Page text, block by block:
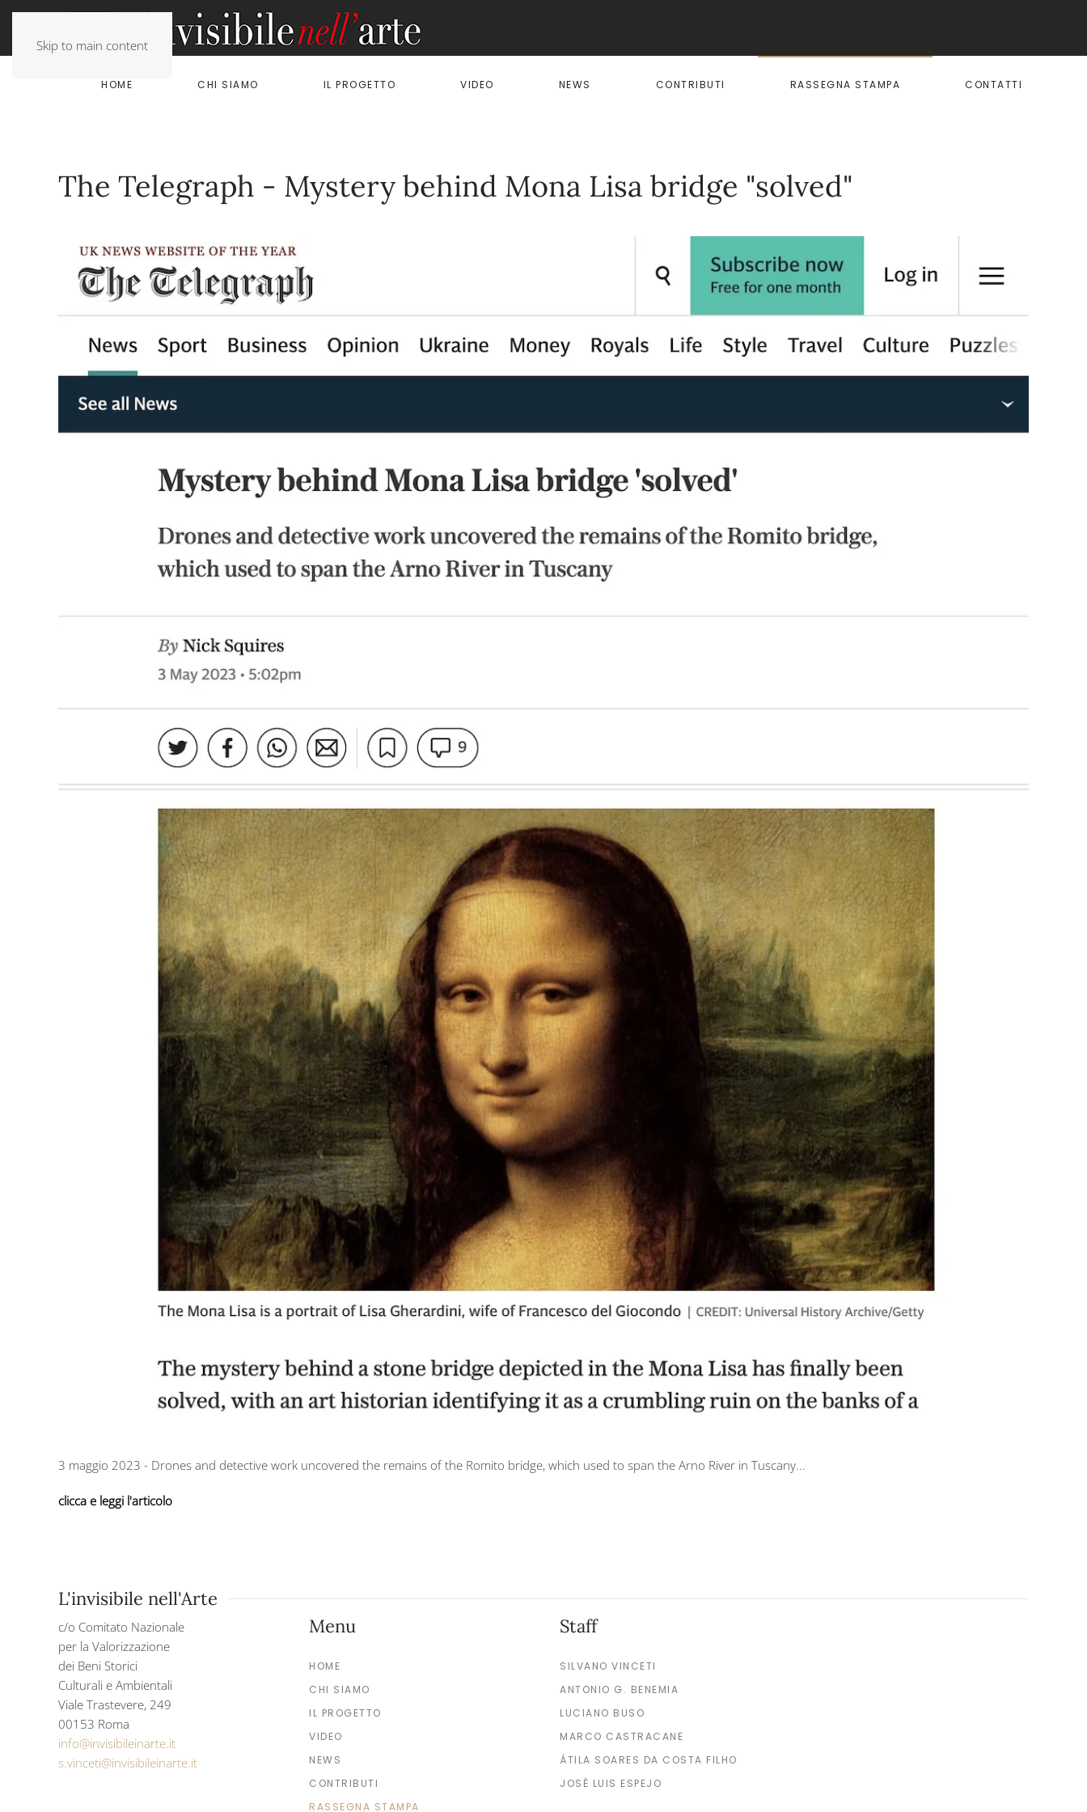
Skip to main content
HOME CHI SIAMO IL PROGETTO VIDEO NEWS CONTRIBUTI RASSEGNA STAMPA CONTATTI
The Telegraph - Mystery behind Mona Lisa bridge "solved"
3 maggio 2023 - Drones and detective work uncovered the remains of the Romito bridge, which used to span the Arno River in Tuscany...
clicca e leggi l'articolo
L'invisibile nell'Arte
c/o Comitato Nazionale
per la Valorizzazione
dei Beni Storici
Culturali e Ambientali
Viale Trastevere, 249
00153 Roma
info@invisibileinarte.it
s.vinceti@invisibileinarte.it
Menu
HOME
CHI SIAMO
IL PROGETTO
VIDEO
NEWS
CONTRIBUTI
RASSEGNA STAMPA
Staff
SILVANO VINCETI
ANTONIO G. BENEMIA
LUCIANO BUSO
MARCO CASTRACANE
ÁTILA SOARES DA COSTA FILHO
JOSÈ LUIS ESPEJO